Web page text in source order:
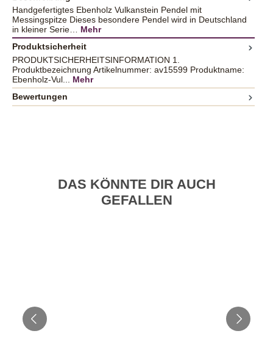
Handgefertigtes Ebenholz Vulkanstein Pendel mit
Messingspitze Dieses besondere Pendel wird in Deutschland
in kleiner Serie… Mehr
Produktsicherheit
PRODUKTSICHERHEITSINFORMATION 1.
Produktbezeichnung Artikelnummer: av15599 Produktname:
Ebenholz-Vul... Mehr
Bewertungen
DAS KÖNNTE DIR AUCH
GEFALLEN